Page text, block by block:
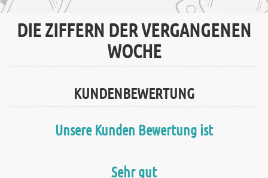
DIE ZIFFERN DER VERGANGENEN
WOCHE
KUNDENBEWERTUNG
Unsere Kunden Bewertung ist
Sehr gut